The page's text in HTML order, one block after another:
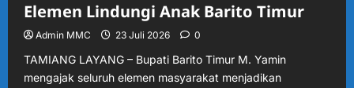
Elemen Lindungi Anak Barito Timur
Admin MMC 23 Juli 2026 0
TAMIANG LAYANG – Bupati Barito Timur M. Yamin
mengajak seluruh elemen masyarakat menjadikan